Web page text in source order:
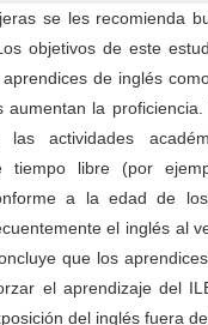
se les recomienda
objetivos de este
de inglés
la
las actividades
tiempo libre (por
a la edad de
el inglés al
que los
el aprendizaje del
del inglés fuera